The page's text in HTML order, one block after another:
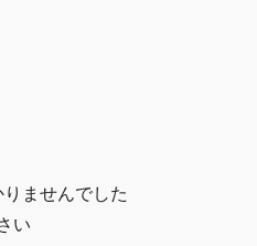
ませんでした
い